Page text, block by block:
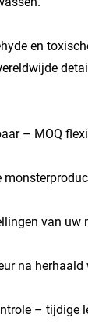
en
– MOQ
van uw
na
– tijdige